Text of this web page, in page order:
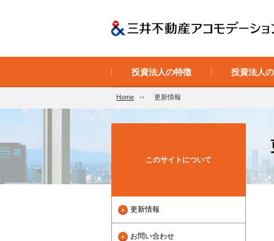
投資法人の特徴 投資法人
Home 更新情報
このサイトについて
更新情報
お問い合わせ